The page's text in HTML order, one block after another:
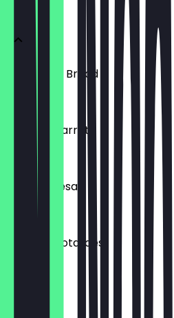
Sourdough Bread
9,00 €
Roasted Carrots
Grilled Caesar
15,00 €
Crunchy Potatoes